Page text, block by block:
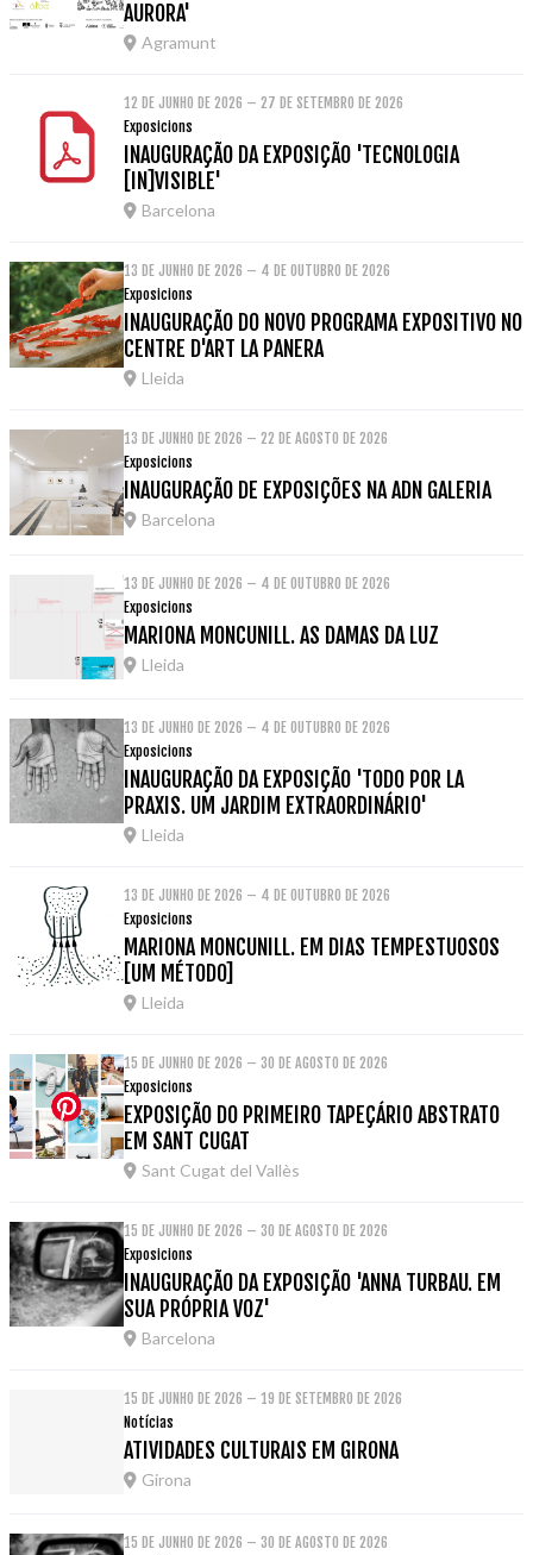
AURORA'
Agramunt
12 DE JUNHO DE 2026 – 27 DE SETEMBRO DE 2026
Exposicions
INAUGURAÇÃO DA EXPOSIÇÃO 'TECNOLOGIA
[IN]VISIBLE'
Barcelona
13 DE JUNHO DE 2026 – 4 DE OUTUBRO DE 2026
Exposicions
INAUGURAÇÃO DO NOVO PROGRAMA EXPOSITIVO NO
CENTRE D'ART LA PANERA
Lleida
13 DE JUNHO DE 2026 – 22 DE AGOSTO DE 2026
Exposicions
INAUGURAÇÃO DE EXPOSIÇÕES NA ADN GALERIA
Barcelona
13 DE JUNHO DE 2026 – 4 DE OUTUBRO DE 2026
Exposicions
MARIONA MONCUNILL. AS DAMAS DA LUZ
Lleida
13 DE JUNHO DE 2026 – 4 DE OUTUBRO DE 2026
Exposicions
INAUGURAÇÃO DA EXPOSIÇÃO 'TODO POR LA
PRAXIS. UM JARDIM EXTRAORDINÁRIO'
Lleida
13 DE JUNHO DE 2026 – 4 DE OUTUBRO DE 2026
Exposicions
MARIONA MONCUNILL. EM DIAS TEMPESTUOSOS
[UM MÉTODO]
Lleida
15 DE JUNHO DE 2026 – 30 DE AGOSTO DE 2026
Exposicions
EXPOSIÇÃO DO PRIMEIRO TAPEÇÁRIO ABSTRATO
EM SANT CUGAT
Sant Cugat del Vallès
15 DE JUNHO DE 2026 – 30 DE AGOSTO DE 2026
Exposicions
INAUGURAÇÃO DA EXPOSIÇÃO 'ANNA TURBAU. EM
SUA PRÓPRIA VOZ'
Barcelona
15 DE JUNHO DE 2026 – 19 DE SETEMBRO DE 2026
Notícias
ATIVIDADES CULTURAIS EM GIRONA
Girona
15 DE JUNHO DE 2026 – 30 DE AGOSTO DE 2026